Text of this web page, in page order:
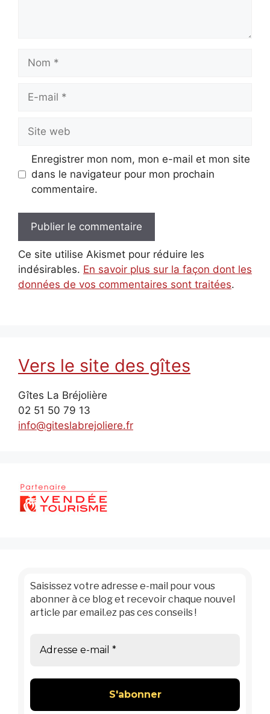
Nom
Site
web
Enregistrer mon nom, mon e-mail et mon site
dans le navigateur pour mon prochain
commentaire.
Ce site utilise Akismet pour réduire les
indésirables. En savoir plus sur la façon dont les
données de vos commentaires sont traitées.
Vers le site des gîtes
Gîtes La Bréjolière
02 51 50 79 13
info@giteslabrejoliere.fr
Saisissez votre adresse e-mail pour vous
abonner à ce blog et recevoir chaque nouvel
article par email.ez pas ces conseils !